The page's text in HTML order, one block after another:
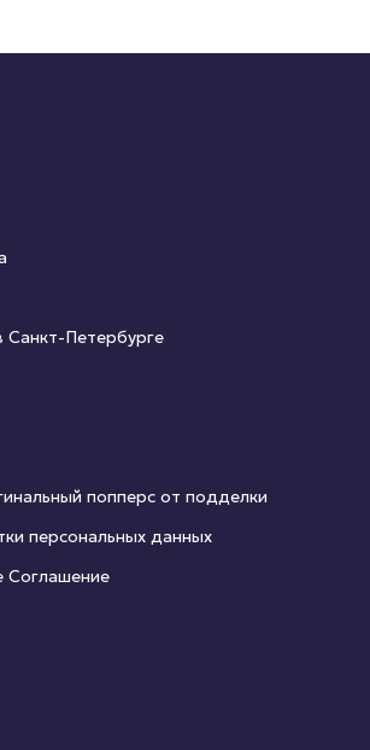
Петербурге
попперс от подделки
персональных данных
Соглашение